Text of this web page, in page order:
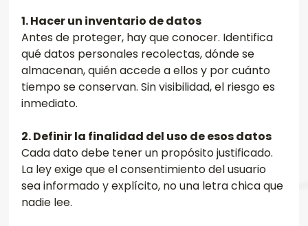
1. Hacer un inventario de datos
Antes de proteger, hay que conocer. Identifica
qué datos personales recolectas, dónde se
almacenan, quién accede a ellos y por cuánto
tiempo se conservan. Sin visibilidad, el riesgo es
inmediato.
2. Definir la finalidad del uso de esos datos
Cada dato debe tener un propósito justificado.
La ley exige que el consentimiento del usuario
sea informado y explícito, no una letra chica que
nadie lee.